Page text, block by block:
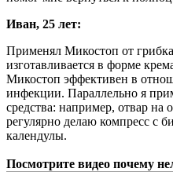
Иван, 25 лет:
Применял Микостоп от
изготавливается в форме
Микостоп эффективен в
инфекции. Параллельно я
средства: например, отвар
регулярно делаю компресс с
календулы.
Посмотрите видео почему